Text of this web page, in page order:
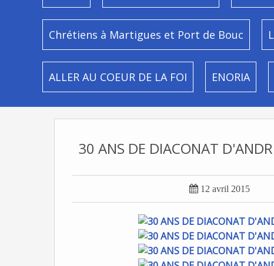
Chrétiens à Martigues et Port de Bouc
ALLER AU COEUR DE LA FOI ENORIA
30 ANS DE DIACONAT
 12 avril 2015